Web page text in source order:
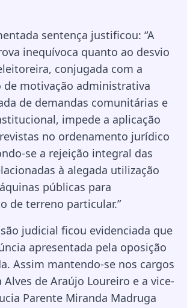
sentença justificou: “A
inequívoca quanto ao desvio
conjugada com a
de motivação administrativa
de demandas comunitárias e
impede a aplicação
no ordenamento jurídico
se a rejeição integral das
à alegada utilização
públicas para
de terreno particular.”
judicial ficou evidenciada que
apresentada pela oposição
Assim mantendo-se nos cargos
Alves de Araújo Loureiro e a vice-
Parente Miranda Madruga